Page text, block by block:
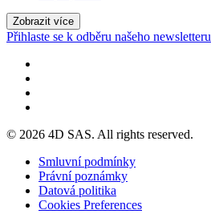
Zobrazit více
Přihlaste se k odběru našeho newsletteru
© 2026 4D SAS. All rights reserved.
Smluvní podmínky
Právní poznámky
Datová politika
Cookies Preferences